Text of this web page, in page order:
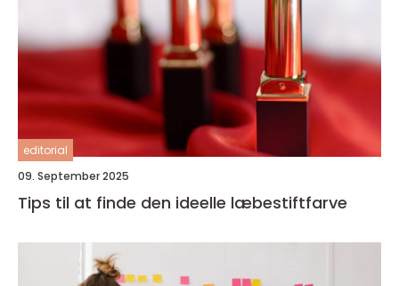
editorial
09. September 2025
Tips til at finde den ideelle læbestiftfarve